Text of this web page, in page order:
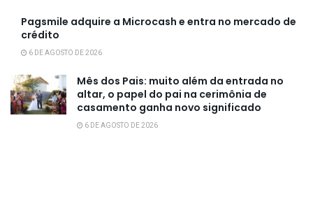
Pagsmile adquire a Microcash e entra no mercado de
crédito
6 DE AGOSTO DE 2026
Mês dos Pais: muito além da entrada no
altar, o papel do pai na cerimônia de
casamento ganha novo significado
6 DE AGOSTO DE 2026